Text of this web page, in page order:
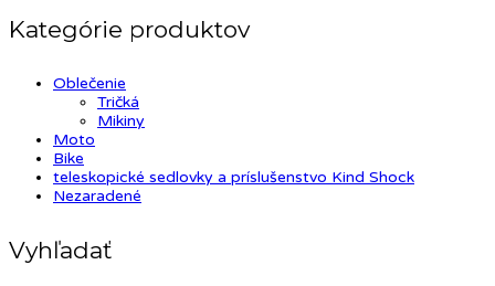
Kategórie produktov
Oblečenie
Tričká
Mikiny
Moto
Bike
teleskopické sedlovky a príslušenstvo Kind Shock
Nezaradené
Vyhľadať